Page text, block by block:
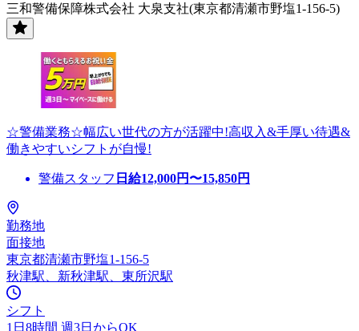
三和警備保障株式会社 大泉支社(東京都清瀬市野塩1-156-5)
☆警備業務☆幅広い世代の方が活躍中!高収入&手厚い待遇&
働きやすいシフトが自慢!
警備スタッフ 日給12,000円〜15,850円
勤務地
面接地
東京都清瀬市野塩1-156-5
秋津駅、新秋津駅、東所沢駅
シフト
1日8時間 週3日からOK